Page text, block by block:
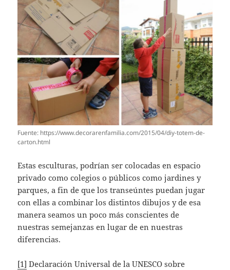
Fuente: https://www.decorarenfamilia.com/2015/04/diy-totem-de-
carton.html
Estas esculturas, podrían ser colocadas en espacio
privado como colegios o públicos como jardines y
parques, a fin de que los transeúntes puedan jugar
con ellas a combinar los distintos dibujos y de esa
manera seamos un poco más conscientes de
nuestras semejanzas en lugar de en nuestras
diferencias.
[1] Declaración Universal de la UNESCO sobre